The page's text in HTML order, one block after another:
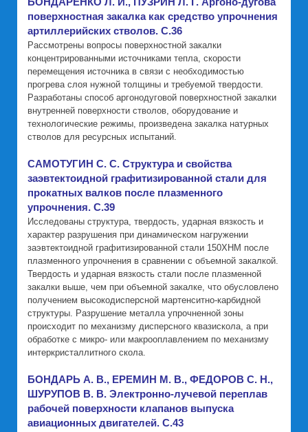
поверхностная закалка как средство упрочнения
артиллерийских стволов. C.36
Рассмотрены вопросы поверхностной закалки
концентрированными источниками тепла, скорости
перемещения источника в связи с необходимостью
прогрева слоя нужной толщины и требуемой твердости.
Разработаны способ аргонодуговой поверхностной закалки
внутренней поверхности стволов, оборудование и
технологические режимы, произведена закалка натурных
стволов для ресурсных испытаний.
САМОТУГИН С. С. Структура и свойства
заэвтектоидной графитизированной стали для
прокатных валков после плазменного
упрочнения. C.39
Исследованы структура, твердость, ударная вязкость и
характер разрушения при динамическом нагружении
заэвтектоидной графитизированной стали 150ХНМ после
плазменного упрочнения в сравнении с объемной закалкой.
Твердость и ударная вязкость стали после плазменной
закалки выше, чем при объемной закалке, что обусловлено
получением высокодисперсной мартенситно-карбидной
структуры. Разрушение металла упрочненной зоны
происходит по механизму дисперсного квазискола, а при
обработке с микро- или макрооплавлением по механизму
интеркристаллитного скола.
БОНДАРЬ А. В., ЕРЕМИН М. В., ФЕДОРОВ С. Н.,
ШУРУПОВ В. В. Электронно-лучевой переплав
рабочей поверхности клапанов выпуска
авиационных двигателей. C.43